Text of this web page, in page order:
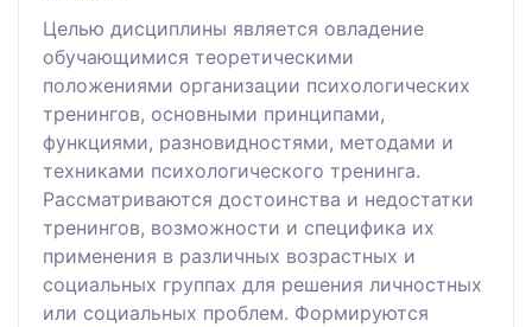
Целью дисциплины является овладение
обучающимися теоретическими
положениями организации психологических
тренингов, основными принципами,
функциями, разновидностями, методами и
техниками психологического тренинга.
Рассматриваются достоинства и недостатки
тренингов, возможности и специфика их
применения в различных возрастных и
социальных группах для решения личностных
или социальных проблем. Формируются